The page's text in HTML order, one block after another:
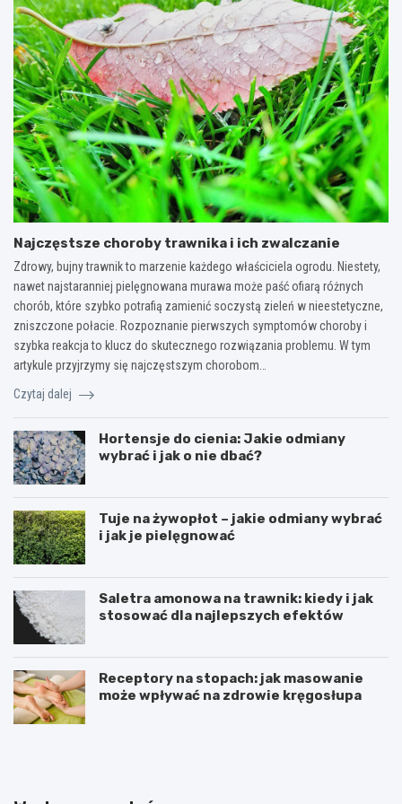
Najczęstsze choroby trawnika i ich zwalczanie
Zdrowy, bujny trawnik to marzenie każdego właściciela ogrodu. Niestety,
nawet najstaranniej pielęgnowana murawa może paść ofiarą różnych
chorób, które szybko potrafią zamienić soczystą zieleń w nieestetyczne,
zniszczone połacie. Rozpoznanie pierwszych symptomów choroby i
szybka reakcja to klucz do skutecznego rozwiązania problemu. W tym
artykule przyjrzymy się najczęstszym chorobom…
Czytaj dalej
Hortensje do cienia: Jakie odmiany
wybrać i jak o nie dbać?
Tuje na żywopłot – jakie odmiany wybrać
i jak je pielęgnować
Saletra amonowa na trawnik: kiedy i jak
stosować dla najlepszych efektów
Receptory na stopach: jak masowanie
może wpływać na zdrowie kręgosłupa
U
T